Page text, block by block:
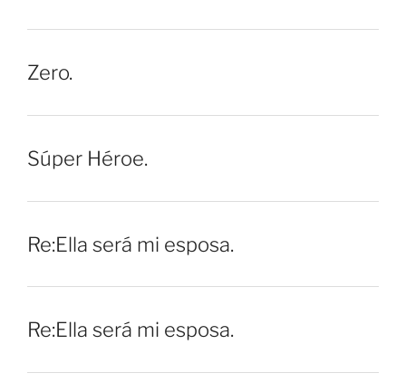
Zero.
Súper Héroe.
Re:Ella será mi esposa.
Re:Ella será mi esposa.